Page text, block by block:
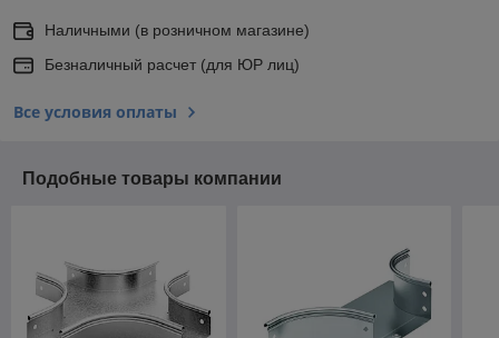
Наличными (в розничном магазине)
Безналичный расчет (для ЮР лиц)
Все условия оплаты
Подобные товары компании